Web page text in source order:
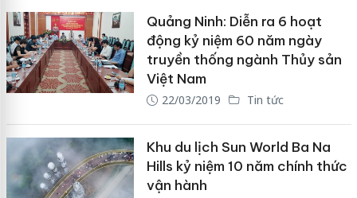
Quảng Ninh: Diễn ra 6 hoạt
động kỷ niệm 60 năm ngày
truyền thống ngành Thủy sản
Việt Nam
22/03/2019 Tin tức
Khu du lịch Sun World Ba Na
Hills kỷ niệm 10 năm chính thức
vận hành